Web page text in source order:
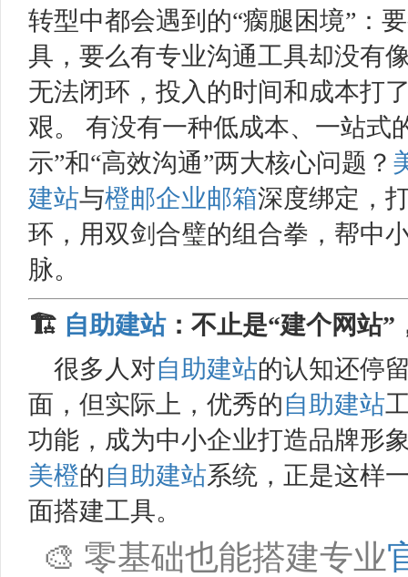
转型中都会遇到的“瘸腿困境”：
具，要么有专业沟通工具却没有
无法闭环，投入的时间和成本打
艰。 有没有一种低成本、一站式
示”和“高效沟通”两大核心问题？
建站与橙邮企业邮箱深度绑定，
环，用双剑合璧的组合拳，帮中
脉。
🏗️ 自助建站：不止是“建个网站”
很多人对自助建站的认知还停
面，但实际上，优秀的自助建站
功能，成为中小企业打造品牌形
美橙的自助建站系统，正是这样
面搭建工具。
🎨 零基础也能搭建专业